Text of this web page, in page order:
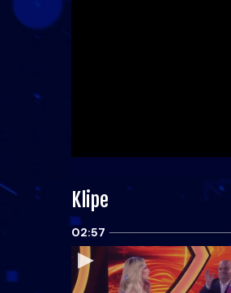
Klipe
02:57